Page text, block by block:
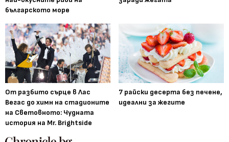
българското море
От разбито сърце в Лас
Вегас до химн на стадионите
на Световното: Чудната
история на Mr. Brightside
7 райски десерта без печене,
идеални за жегите